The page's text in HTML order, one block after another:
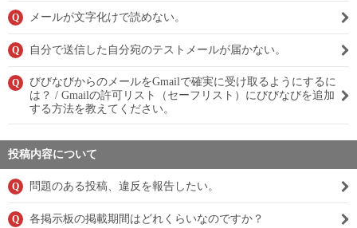
Q メールが文字化けで読めない。
Q 自分で送信した自分宛のテストメールが届かない。
Q
びびなびからのメールをGmailで確実に受け取るようにするに
は？ / Gmailの許可リスト（セーフリスト）にびびなびを追加
する方法を教えてください。
投稿内容について
Q 問題のある投稿、違反を報告したい。
Q 各掲示板の掲載期間はどれくらいなのですか？